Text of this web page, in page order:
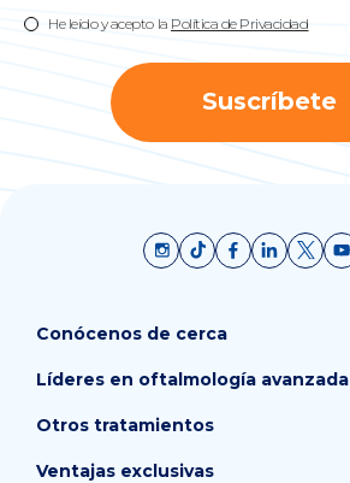
He leído y acepto la Política de Privacidad
Suscríbete
Conócenos de cerca
Líderes en oftalmología avanzada
Otros tratamientos
Ventajas exclusivas